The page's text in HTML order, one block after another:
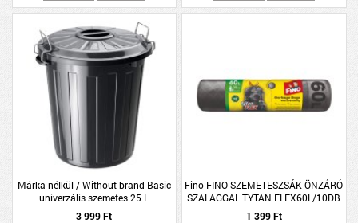
Márka nélkül / Without brand Basic
univerzális szemetes 25 L
41,5x36x37cm fekete műanyag
3 999 Ft
Fino FINO SZEMETESZSÁK ÖNZÁRÓ
SZALAGGAL TYTAN FLEX60L/10DB
1 399 Ft